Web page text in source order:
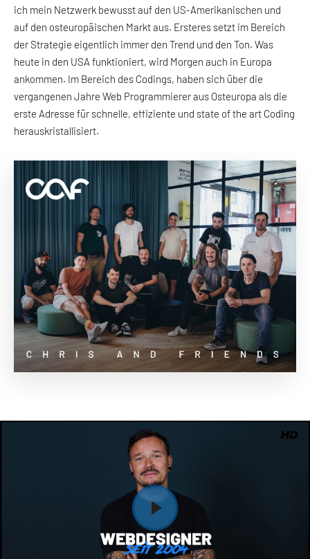
ich mein Netzwerk bewusst auf den US-Amerikanischen und
auf den osteuropäischen Markt aus. Ersteres setzt im Bereich
der Strategie eigentlich immer den Trend und den Ton. Was
heute in den USA funktioniert, wird Morgen auch in Europa
ankommen. Im Bereich des Codings, haben sich über die
vergangenen Jahre Web Programmierer aus Osteuropa als die
erste Adresse für schnelle, effiziente und state of the art Coding
herauskristallisiert.